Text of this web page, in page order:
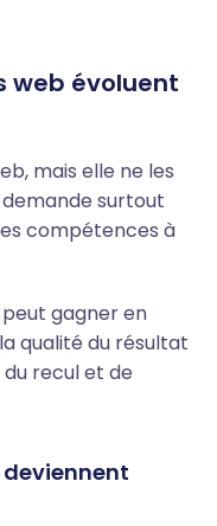
web évoluent
mais elle ne les
surtout
compétences à
gagner en
qualité du résultat
recul et de